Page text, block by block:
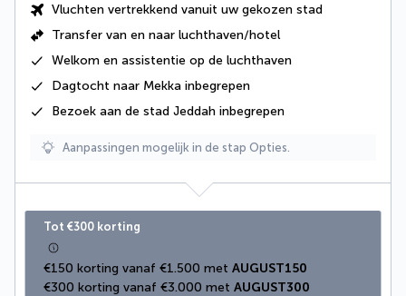
Vluchten vertrekkend vanuit uw gekozen stad
Transfer van en naar luchthaven/hotel
Welkom en assistentie op de luchthaven
Dagtocht naar Mekka inbegrepen
Bezoek aan de stad Jeddah inbegrepen
Aanpassingen mogelijk in de stap Opties.
Tot €300 korting
€150 korting vanaf €1.500 met AUGUST150
€300 korting vanaf €3.000 met AUGUST300